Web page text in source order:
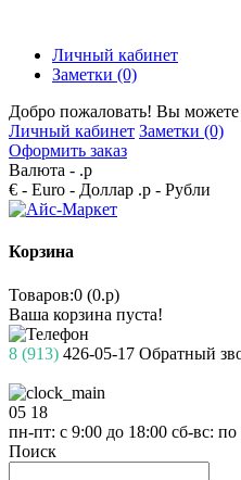
Личный кабинет
Заметки (0)
Добро пожаловать! Вы можете
Личный кабинет Заметки (0)
Оформить заказ
Валюта - .р
€ - Euro - Доллар .р - Рубли
Корзина
Товаров:0 (0.р)
Ваша корзина пуста!
8 (913) 426-05-17 Обратный
05 18
пн-пт: с 9:00 до 18:00 сб-вс:
Поиск